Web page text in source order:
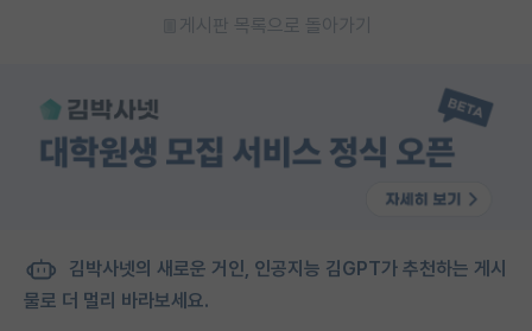
게시판 목록으로 돌아가기
김박사넷의 새로운 거인, 인공지능 김GPT가 추천하는 게시
물로 더 멀리 바라보세요.